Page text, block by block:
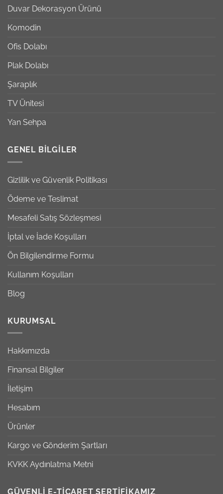
Duvar Dekorasyon Ürünü
Komodin
Ofis Dolabı
Plak Dolabı
Şaraplık
TV Ünitesi
Yan Sehpa
GENEL BILGILER
Gizlilik ve Güvenlik Politikası
Ödeme ve Teslimat
Mesafeli Satış Sözleşmesi
İptal ve İade Koşulları
Ön Bilgilendirme Formu
Kullanım Koşulları
Blog
KURUMSAL
Hakkımızda
Finansal Bilgiler
İletişim
Hesabım
Ürünler
Kargo ve Gönderim Şartları
KVKK Aydınlatma Metni
GÜVENLİ E-TİCARET SERTİFİKAMIZ